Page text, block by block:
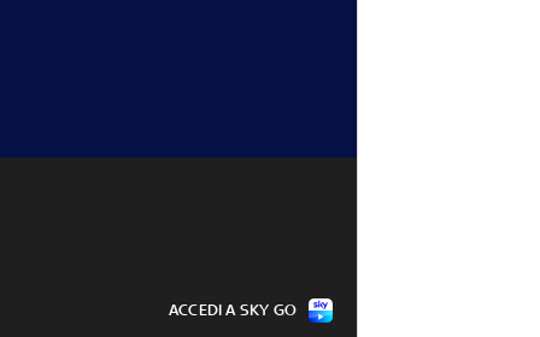
ACCEDI A SKY GO